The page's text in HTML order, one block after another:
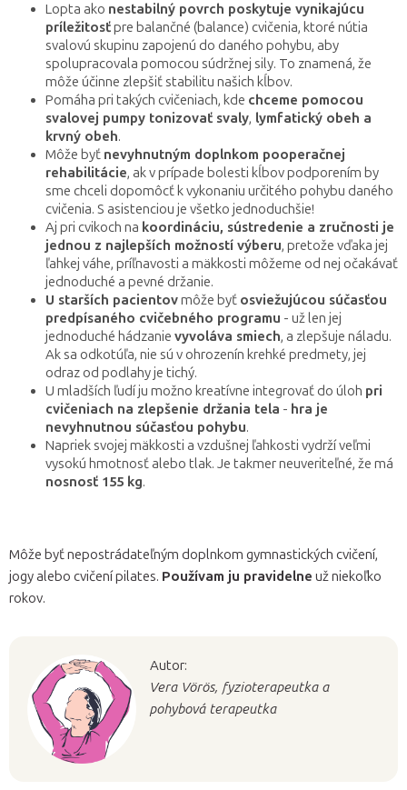
Lopta ako nestabilný povrch poskytuje vynikajúcu
príležitosťpre balančné (balance) cvičenia, ktoré nútia
svalovú skupinu zapojenú do daného pohybu, aby
spolupracovala pomocou súdržnej sily. To znamená, že
môže účinne zlepšiť stabilitu našich kĺbov.
Pomáha pri takých cvičeniach, kde chceme pomocou
svalovej pumpy tonizovať svaly, lymfatický obeh a
krvný obeh.
Môže byť nevyhnutným doplnkom pooperačnej
rehabilitácie, ak v prípade bolesti kĺbov podporením by
sme chceli dopomôcť k vykonaniu určitého pohybu daného
cvičenia. S asistenciou je všetko jednoduchšie!
Aj pri cvikoch na koordináciu, sústredenie a zručnosti je
jednou z najlepších možností výberu, pretože vďaka jej
ľahkej váhe, príľnavosti a mäkkosti môžeme od nej očakávať
jednoduché a pevné držanie.
U starších pacientovmôže byť osviežujúcou súčasťou
predpísaného cvičebného programu - už len jej
jednoduché hádzanie vyvoláva smiech, a zlepšuje náladu.
Ak sa odkotúľa, nie sú v ohrozenín krehké predmety, jej
odraz od podlahy je tichý.
U mladších ľudí ju možno kreatívne integrovať do úloh pri
cvičeniach na zlepšenie držania tela - hra je
nevyhnutnou súčasťou pohybu.
Napriek svojej mäkkosti a vzdušnej ľahkosti vydrží veľmi
vysokú hmotnosť alebo tlak. Je takmer neuveriteľné, že má
nosnosť 155 kg.
Môže byť nepostrádateľným doplnkom gymnastických cvičení,
jogy alebo cvičení pilates. Používam ju pravidelne už niekoľko
rokov.
Autor:
Vera Vörös, fyzioterapeutka a
pohybová terapeutka